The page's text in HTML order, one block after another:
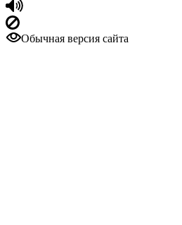
Обычная версия сайта